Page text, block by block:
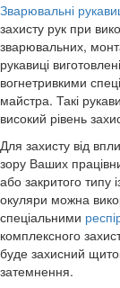
Зварювальні
захисту рук при
зварювальних,
рукавиці
вогнетривкими
майстра. Такі
високий рівень
Для захисту від
зору Ваших
або закритого типу
окуляри можна
спеціальними
комплексного
буде захисний
затемнення.